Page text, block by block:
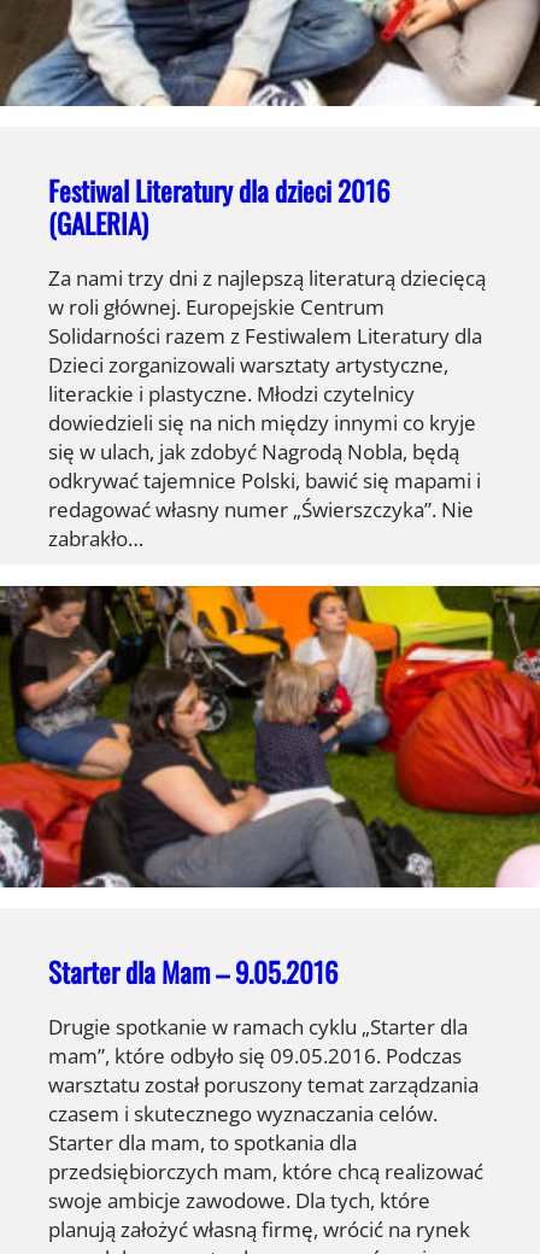
Festiwal Literatury dla dzieci 2016
(GALERIA)
Za nami trzy dni z najlepszą literaturą dziecięcą
w roli głównej. Europejskie Centrum
Solidarności razem z Festiwalem Literatury dla
Dzieci zorganizowali warsztaty artystyczne,
literackie i plastyczne. Młodzi czytelnicy
dowiedzieli się na nich między innymi co kryje
się w ulach, jak zdobyć Nagrodą Nobla, będą
odkrywać tajemnice Polski, bawić się mapami i
redagować własny numer „Świerszczyka”. Nie
zabrakło…
Starter dla Mam – 9.05.2016
Drugie spotkanie w ramach cyklu „Starter dla
mam”, które odbyło się 09.05.2016. Podczas
warsztatu został poruszony temat zarządzania
czasem i skutecznego wyznaczania celów.
Starter dla mam, to spotkania dla
przedsiębiorczych mam, które chcą realizować
swoje ambicje zawodowe. Dla tych, które
planują założyć własną firmę, wrócić na rynek